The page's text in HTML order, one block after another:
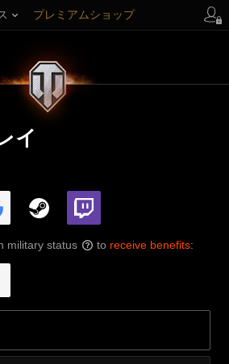
プレミアムショップ
イ
military status ? to receive benefits: